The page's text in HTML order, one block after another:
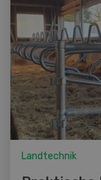
Landtechnik